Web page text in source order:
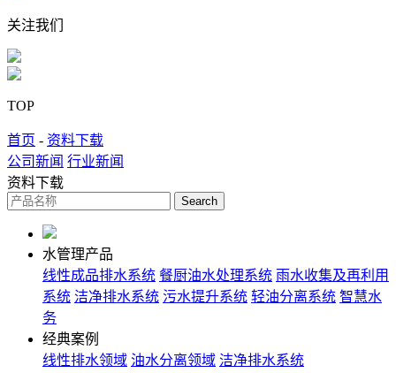
关注我们
TOP
首页 - 资料下载
公司新闻 行业新闻
资料下载
水管理产品
线性成品排水系统 餐厨油水处理系统 雨水收集及再利用
系统 洁净排水系统 污水提升系统 轻油分离系统 智慧水
务
经典案例
线性排水领域 油水分离领域 洁净排水系统